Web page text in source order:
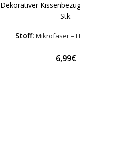
Dekorativer Kissenbezug „Rose
Stk.
Stoff: Mikrofaser – Hypoallergen
6,99€